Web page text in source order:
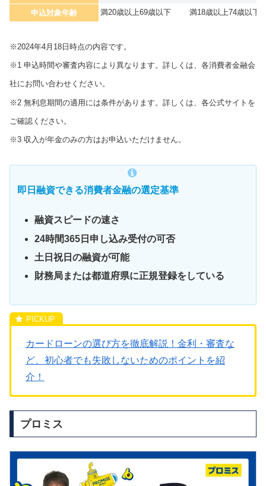
申込対象年齢 満20歳以上69歳以下 満18歳以上74歳以下
※2024年4月18日時点の内容です。
※1 申込時間や審査内容により異なります。詳しくは、各消費者金融会
社にお問い合わせください。
※2 無利息期間の適用には条件があります。詳しくは、各公式サイトを
ご確認ください。
※3 収入が年金のみの方はお申込いただけません。
即日融資できる消費者金融の選定基準
融資スピードの速さ
24時間365日申し込み受付の可否
土日祝日の融資が可能
財務局または都道府県に正規登録をしている
カードローンの選び方を徹底解説！金利・審査な
ど、初心者でも失敗しないためのポイントを紹
介！
プロミス